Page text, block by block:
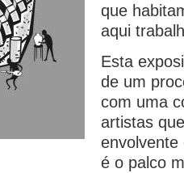
que
aqui
Esta
de um
com uma
artistas
envolvente
é o palco